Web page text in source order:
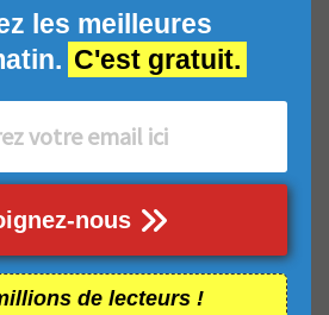
les meilleures
C'est gratuit.
nous
de lecteurs !